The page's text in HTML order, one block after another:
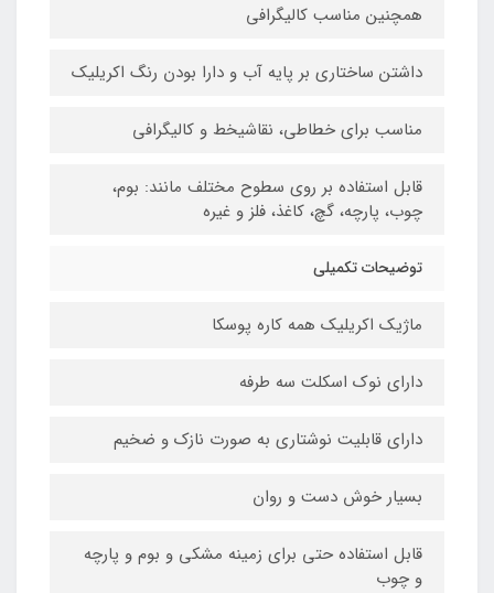
همچنین مناسب کالیگرافی
داشتن ساختاری بر پایه آب و دارا بودن رنگ اکریلیک
مناسب برای خطاطی، نقاشیخط و کالیگرافی
قابل استفاده بر روی سطوح مختلف مانند: بوم،
چوب، پارچه، گچ، کاغذ، فلز و غیره
توضیحات تکمیلی
ماژیک اکریلیک همه کاره پوسکا
دارای نوک اسکلت سه طرفه
دارای قابلیت نوشتاری به صورت نازک و ضخیم
بسیار خوش دست و روان
قابل استفاده حتی برای زمینه مشکی و بوم و پارچه
و چوب